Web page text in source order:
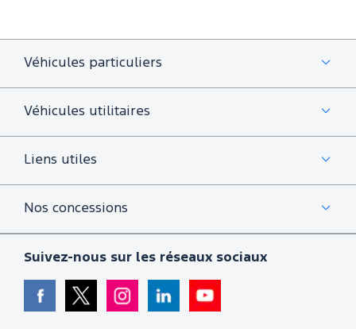
Véhicules particuliers
Véhicules utilitaires
Liens utiles
Nos concessions
Suivez-nous sur les réseaux sociaux